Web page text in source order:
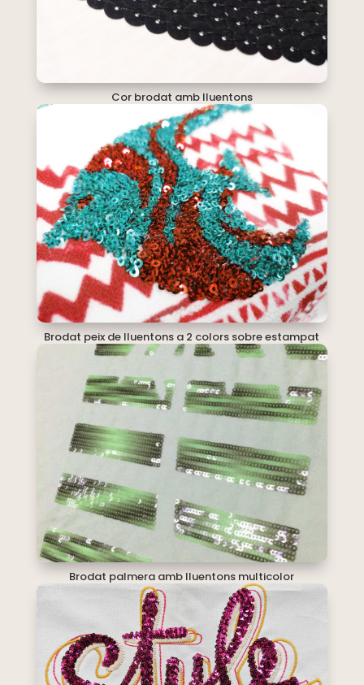
Cor brodat amb lluentons
Brodat peix de lluentons a 2 colors sobre estampat
Brodat palmera amb lluentons multicolor